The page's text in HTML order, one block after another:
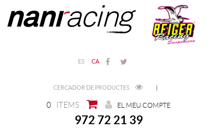
ES CA
CERCADOR DE PRODUCTES |
0 ITEMS EL MEU COMPTE
972 72 21 39